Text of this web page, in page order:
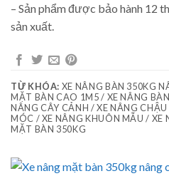
– Sản phẩm được bảo hành 12
sản xuất.
TỪ KHÓA: XE NÂNG BÀN 350KG
MẶT BÀN CAO 1M5 / XE NÂNG
NÂNG CÂY CẢNH / XE NÂNG
MÓC / XE NÂNG KHUÔN MẪU / XE
MẶT BÀN 350KG